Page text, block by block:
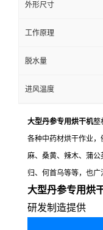
外形尺寸
工作原理
脱水量
进风温度
大型丹参专用烘干机整
各种中药材烘干作业
麻、桑黄、辣木、蒲
归、何首乌等等，也
大型丹参专用烘
研发制造提供